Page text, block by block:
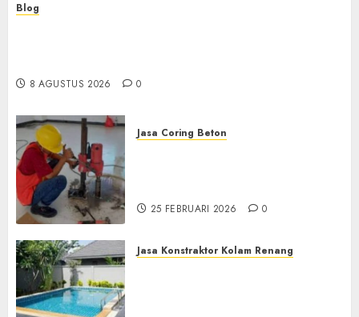
Blog
8 AGUSTUS 2026 0
Jasa Coring Beton
25 FEBRUARI 2026 0
Jasa Konstraktor Kolam Renang